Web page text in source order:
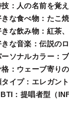
技 ：人の名前を覚
きな食べ物 ：たこ
きな飲み物：紅茶
きな音楽：伝説の
ーソナルカラー：
格：ウェーブ寄り
タイプ：エレガン ト
：提唱者型（